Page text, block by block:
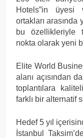
Hotels”in üyesi
ortakları
bu özellikleriyle
nokta olarak yeni
Elite World
alanı açısından
toplantılara
farklı bir alternatif
Hedef 5 yıl
İstanbul